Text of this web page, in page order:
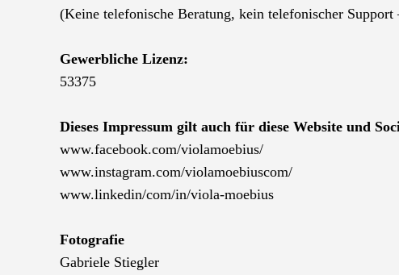
(Keine telefonische Beratung, kein telefonischer
Gewerbliche Lizenz:
53375
Dieses Impressum gilt auch für diese Website und
www.facebook.com/violamoebius/
www.instagram.com/violamoebiuscom/
www.linkedin/com/in/viola-moebius
Fotografie
Gabriele Stiegler